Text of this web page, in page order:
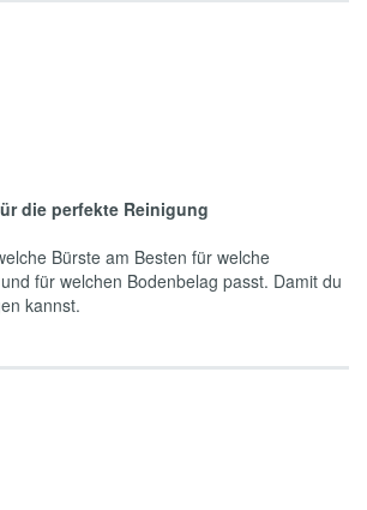
die perfekte Reinigung
Bürste am Besten für welche
für welchen Bodenbelag passt. Damit du
kannst.